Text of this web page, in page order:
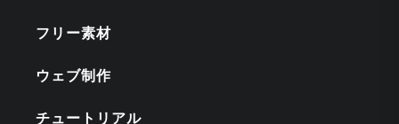
フリー素材
ウェブ制作
チュートリアル